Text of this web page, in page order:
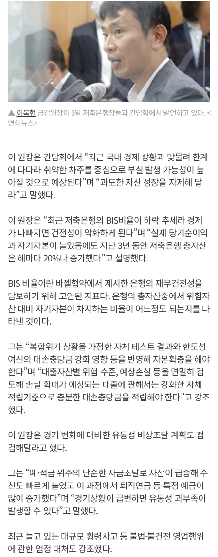
▲ 이복현 금감원장이 6일 저축은행장들과 간담회에서 발언하고 있다. <
연합뉴스>
이 원장은 간담회에서 “최근 국내 경제 상황과 맞물려 한계
에 다다라 취약한 차주를 중심으로 부실 발생 가능성이 높
아질 것으로 예상된다”며 “과도한 자산 성장을 자제해 달
라”고 말했다.
이 원장은 “최근 저축은행의 BIS비율이 하락 추세라 경제
가 나빠지면 건전성이 악화하게 된다”며 “실제 당기순이익
과 자기자본이 늘었음에도 지난 3년 동안 저축은행 총자산
은 해마다 20%나 증가했다”고 설명했다.
BIS 비율이란 바젤협약에서 제시한 은행의 재무건전성을
담보하기 위해 고안된 지표다. 은행의 총자산중에서 위험자
산 대비 자기자본이 차지하는 비율이 어느정도 되는지를 나
타낸 것이다.
그는 “복합위기 상황을 가정한 자체 테스트 결과와 한도성
여신의 대손충당금 강화 영향 등을 반영해 자본확충을 해야
한다”며 “대출자산별 위험 수준, 예상손실 등을 면밀히 검
토해 손실 확대가 예상되는 대출에 관해서는 강화한 자체
적립기준으로 충분한 대손충당금을 적립해야 한다”고 강조
했다.
이 원장은 경기 변화에 대비한 유동성 비상조달 계획도 점
검해달라고 했다.
그는 “예·적금 위주의 단순한 자금조달로 자산이 급증해 수
신도 빠르게 늘었고 이 과정에서 퇴직연금 등 특정 예금이
많이 증가했다”며 “경기상황이 급변하면 유동성 과부족이
발생할 수 있다”고 말했다.
최근 늘고 있는 대규모 횡령사고 등 불법·불건전 영업행위
에 관한 엄정 대처도 강조했다.